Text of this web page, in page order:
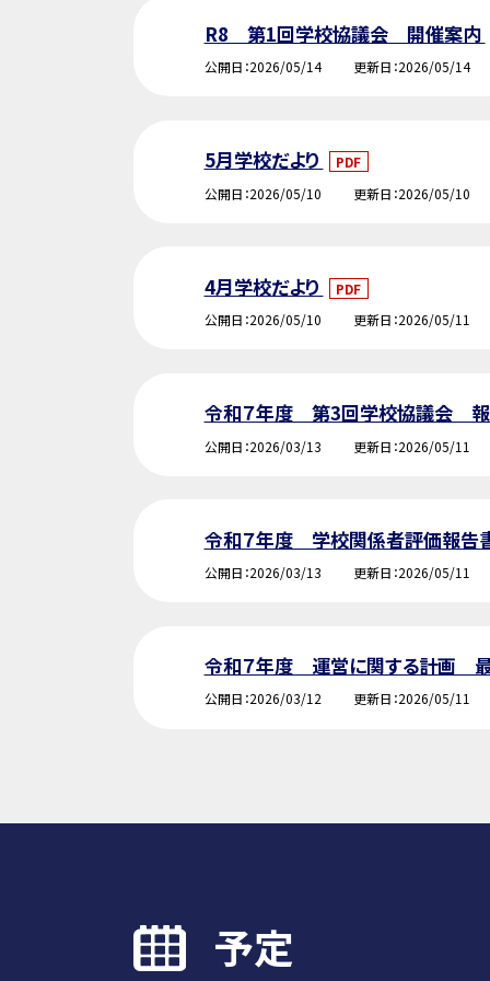
R8 第1回学校協議会 開催案内
公開日 2026/05/14 更新日 2026/05/14
5月学校だより
PDF
公開日 2026/05/10 更新日 2026/05/10
4月学校だより
PDF
公開日 2026/05/10 更新日 2026/05/11
令和７年度 第3回学校協議会
公開日 2026/03/13 更新日 2026/05/11
令和７年度 学校関係者評価報告
公開日 2026/03/13 更新日 2026/05/11
令和７年度 運営に関する計画
公開日 2026/03/12 更新日 2026/05/11
予定